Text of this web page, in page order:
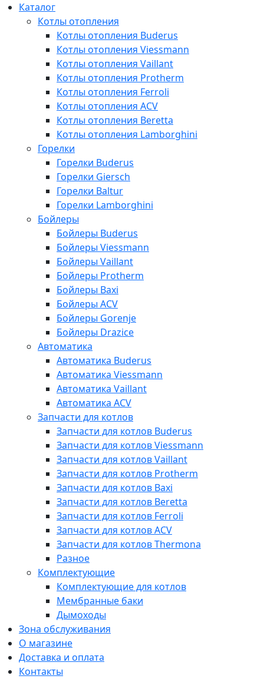
Каталог
Котлы отопления
Котлы отопления Buderus
Котлы отопления Viessmann
Котлы отопления Vaillant
Котлы отопления Protherm
Котлы отопления Ferroli
Котлы отопления ACV
Котлы отопления Beretta
Котлы отопления Lamborghini
Горелки
Горелки Buderus
Горелки Giersch
Горелки Baltur
Горелки Lamborghini
Бойлеры
Бойлеры Buderus
Бойлеры Viessmann
Бойлеры Vaillant
Бойлеры Protherm
Бойлеры Baxi
Бойлеры ACV
Бойлеры Gorenje
Бойлеры Drazice
Автоматика
Автоматика Buderus
Автоматика Viessmann
Автоматика Vaillant
Автоматика ACV
Запчасти для котлов
Запчасти для котлов Buderus
Запчасти для котлов Viessmann
Запчасти для котлов Vaillant
Запчасти для котлов Protherm
Запчасти для котлов Baxi
Запчасти для котлов Beretta
Запчасти для котлов Ferroli
Запчасти для котлов ACV
Запчасти для котлов Thermona
Разное
Комплектующие
Комплектующие для котлов
Мембранные баки
Дымоходы
Зона обслуживания
О магазине
Доставка и оплата
Контакты